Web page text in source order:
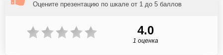
Оцените презентацию по шкале от 1 до 5 баллов
4.0
1 оценка